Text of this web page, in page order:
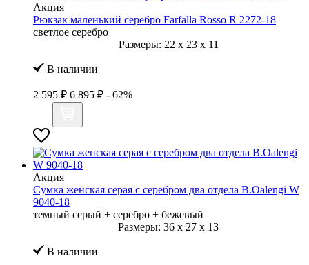
Акция
Рюкзак маленький серебро Farfalla Rosso R 2272-18
светлое серебро
Размеры: 22 x 23 x 11
В наличии
2 595 ₽ 6 895 ₽ - 62%
Акция
Сумка женская серая с серебром два отдела B.Oalengi W
9040-18
темный серый + серебро + бежевый
Размеры: 36 x 27 x 13
В наличии